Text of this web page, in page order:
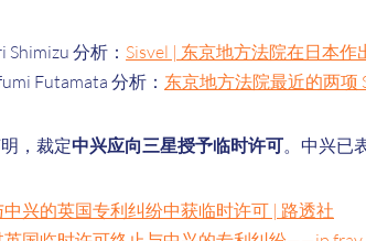
分析： Sisvel | 东京地方法院在日本作
Futamata 分析： 东京地方法院最近的两项
，裁定中兴应向三星授予临时许可。中兴已
兴的英国专利纠纷中获临时许可 | 路透社